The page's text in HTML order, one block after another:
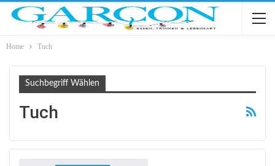
Home Tuch
Suchbegriff Wählen
Tuch